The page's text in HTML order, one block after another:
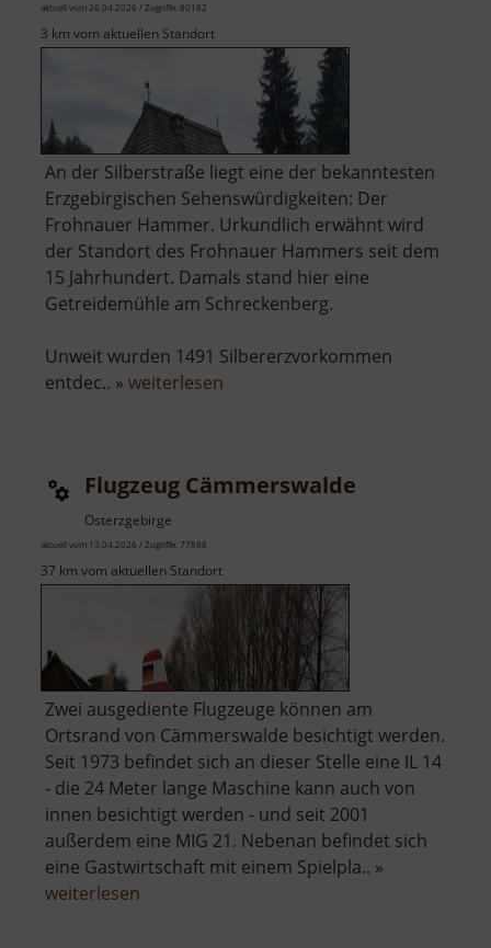
aktuell vom 26.04.2026 / Zugriffe: 80182
3 km vom aktuellen Standort
An der Silberstraße liegt eine der bekanntesten
Erzgebirgischen Sehenswürdigkeiten: Der
Frohnauer Hammer. Urkundlich erwähnt wird
der Standort des Frohnauer Hammers seit dem
15 Jahrhundert. Damals stand hier eine
Getreidemühle am Schreckenberg.
Unweit wurden 1491 Silbererzvorkommen
entdec.. » weiterlesen
Flugzeug Cämmerswalde
Osterzgebirge
aktuell vom 13.04.2026 / Zugriffe: 77888
37 km vom aktuellen Standort
Zwei ausgediente Flugzeuge können am
Ortsrand von Cämmerswalde besichtigt werden.
Seit 1973 befindet sich an dieser Stelle eine IL 14
- die 24 Meter lange Maschine kann auch von
innen besichtigt werden - und seit 2001
außerdem eine MIG 21. Nebenan befindet sich
eine Gastwirtschaft mit einem Spielpla.. »
weiterlesen